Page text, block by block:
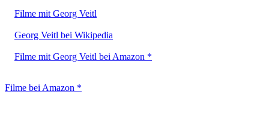
Filme mit Georg Veitl
Georg Veitl bei Wikipedia
Filme mit Georg Veitl bei Amazon *
Filme bei Amazon *